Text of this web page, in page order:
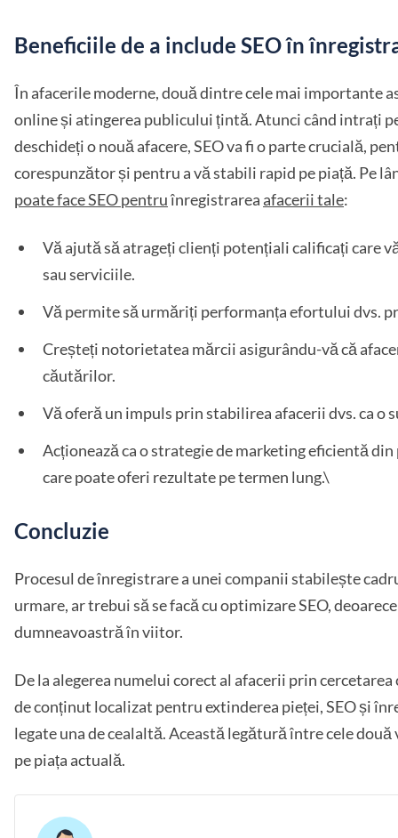
Beneficiile de a include SEO în
În afacerile moderne, două dintre cele mai importante
online și atingerea publicului țintă. Atunci când intrați
deschideți o nouă afacere, SEO va fi o parte crucială,
corespunzător și pentru a vă stabili rapid pe piață. Pe
poate face SEO pentruînregistrarea afacerii tale:
Vă ajută să atrageți clienți potențiali calificați care
sau serviciile.
Vă permite să urmăriți performanța efortului dvs.
Creșteți notorietatea mărcii asigurându-vă că
căutărilor.
Vă oferă un impuls prin stabilirea afacerii dvs. ca o
Acționează ca o strategie de marketing eficientă
care poate oferi rezultate pe termen lung.\
Concluzie
Procesul de înregistrare a unei companii stabilește
urmare, ar trebui să se facă cu optimizare SEO,
dumneavoastră în viitor.
De la alegerea numelui corect al afacerii prin
de conținut localizat pentru extinderea pieței, SEO și
legate una de cealaltă. Această legătură între cele
pe piața actuală.